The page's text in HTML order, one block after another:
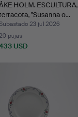
HOLM. ESCULTURA,
"Susanna o…
23 jul 2026
pujas
USD